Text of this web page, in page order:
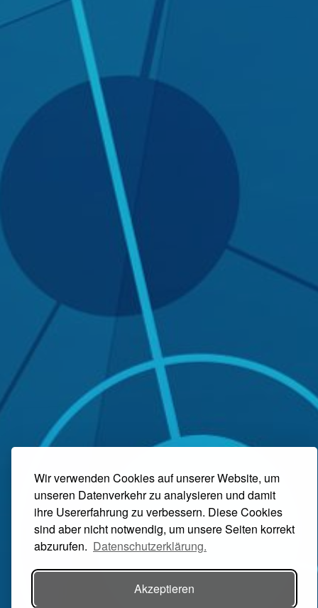
Wir verwenden Cookies auf unserer Website, um
unseren Datenverkehr zu analysieren und damit
ihre Usererfahrung zu verbessern. Diese Cookies
sind aber nicht notwendig, um unsere Seiten korrekt
abzurufen. Datenschutzerklärung.
Akzeptieren